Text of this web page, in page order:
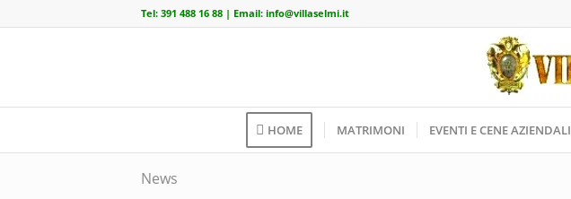
Tel: 391 488 16 88 | Email: info@villaselmi.it
HOME MATRIMONI EVENTI E CENE AZIENDALI
News